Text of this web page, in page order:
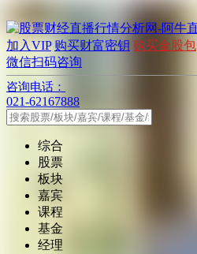
加入VIP 购买财富密钥 购买金股包
微信扫码咨询
咨询电话：
021-62167888
综合
股票
板块
嘉宾
课程
基金
经理